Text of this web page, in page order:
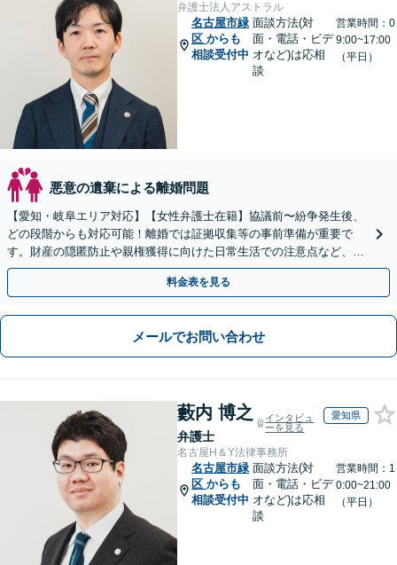
弁護士法人アストラル
名古屋市緑
区 からも
相談受付中
面談方法(対
面・電話・ビデ
オなど)は応相
談
営業時間：0
9:00~17:00
（平日）
悪意の遺棄による離婚問題
【愛知・岐阜エリア対応】【女性弁護士在籍】協議前〜紛争発生後、
どの段階からも対応可能！離婚では証拠収集等の事前準備が重要で
す。財産の隠匿防止や親権獲得に向けた日常生活での注意点など、フ
ェーズに応じたアドバイスを提供します【子連れの相談OK】
料金表を見る
メールでお問い合わせ
藪内 博之
弁護士
インタビュ
ーを見る
愛知県
名古屋H＆Y法律事務所
名古屋市緑
区 からも
相談受付中
面談方法(対
面・電話・ビデ
オなど)は応相
談
営業時間：1
0:00~21:00
（平日）